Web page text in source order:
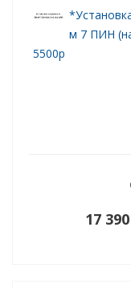
м 7 ПИН
5500р
17